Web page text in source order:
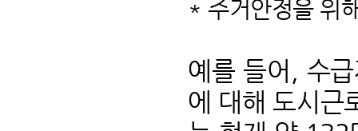
* 주거안정을 위
예를 들어, 수
에 대해 도시근